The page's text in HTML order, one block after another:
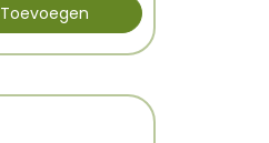
Toevoegen